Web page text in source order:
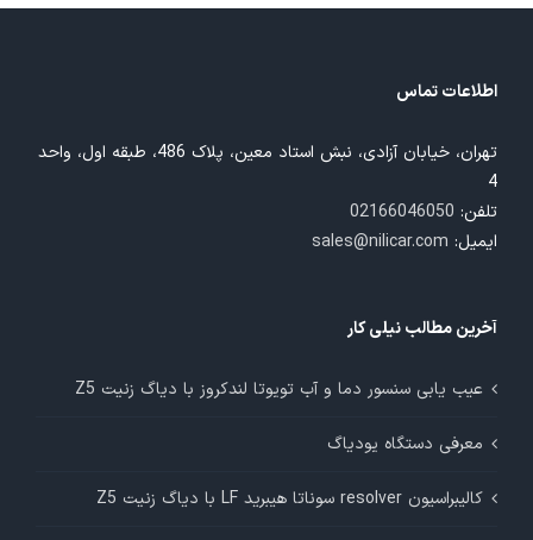
اطلاعات تماس
تهران، خیابان آزادی، نبش استاد معین، پلاک 486، طبقه اول، واحد
4
تلفن: 02166046050
ایمیل: sales@nilicar.com
آخرین مطالب نیلی کار
عیب یابی سنسور دما و آب تویوتا لندکروز با دیاگ زنیت Z5
معرفی دستگاه یودیاگ
کالیبراسیون resolver سوناتا هیبرید LF با دیاگ زنیت Z5